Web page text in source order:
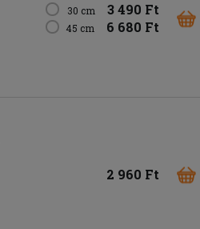
30 cm 3 490 Ft
45 cm 6 680 Ft
2 960 Ft